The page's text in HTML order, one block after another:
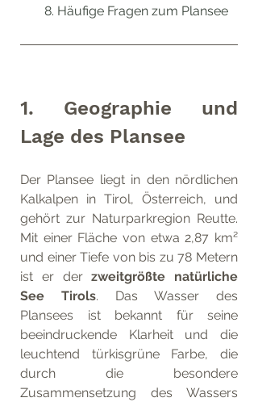
8. Häufige Fragen zum Plansee
1. Geographie und
Lage des Plansee
Der Plansee liegt in den nördlichen
Kalkalpen in Tirol, Österreich, und
gehört zur Naturparkregion Reutte.
Mit einer Fläche von etwa 2,87 km²
und einer Tiefe von bis zu 78 Metern
ist er der zweitgrößte natürliche
See Tirols. Das Wasser des
Plansees ist bekannt für seine
beeindruckende Klarheit und die
leuchtend türkisgrüne Farbe, die
durch die besondere
Zusammensetzung des Wassers